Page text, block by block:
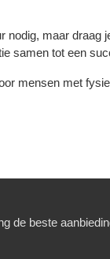
nodig, maar
samen tot een
mensen met
de beste